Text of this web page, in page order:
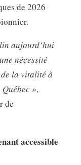
de 2026
aujourd’hui
nécessité
la vitalité à
»,
de
accessible